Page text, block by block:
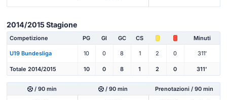
2014/2015 Stagione
Competizione PG Gl GC CS Minuti
U19 Bundesliga 10 0 8 1 2 0 311'
Totale 2014/2015 10 0 8 1 2 0 311'
/ 90 min / 90 min Prenotazioni / 90 min